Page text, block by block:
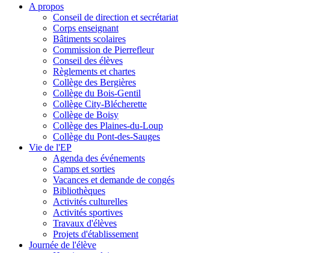
A propos
Conseil de direction et secrétariat
Corps enseignant
Bâtiments scolaires
Commission de Pierrefleur
Conseil des élèves
Règlements et chartes
Collège des Bergières
Collège du Bois-Gentil
Collège City-Blécherette
Collège de Boisy
Collège des Plaines-du-Loup
Collège du Pont-des-Sauges
Vie de l'EP
Agenda des événements
Camps et sorties
Vacances et demande de congés
Bibliothèques
Activités culturelles
Activités sportives
Travaux d'élèves
Projets d'établissement
Journée de l'élève